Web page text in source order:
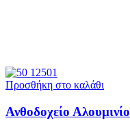
Προσθήκη στο καλάθι
Ανθοδοχείο